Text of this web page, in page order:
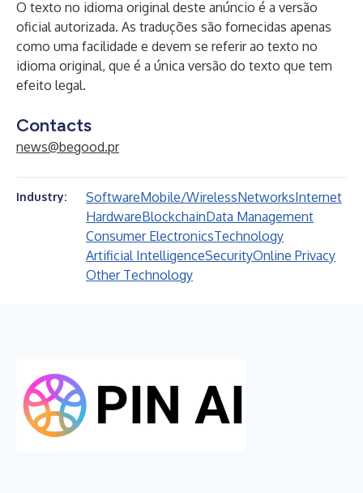
O texto no idioma original deste anúncio é a versão
oficial autorizada. As traduções são fornecidas apenas
como uma facilidade e devem se referir ao texto no
idioma original, que é a única versão do texto que tem
efeito legal.
Contacts
news@begood.pr
Industry: SoftwareMobile/WirelessNetworksInternet
HardwareBlockchainData Management
Consumer ElectronicsTechnology
Artificial IntelligenceSecurityOnline Privacy
Other Technology